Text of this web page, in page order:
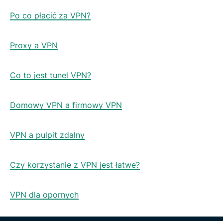
Po co płacić za VPN?
Proxy a VPN
Co to jest tunel VPN?
Domowy VPN a firmowy VPN
VPN a pulpit zdalny
Czy korzystanie z VPN jest łatwe?
VPN dla opornych